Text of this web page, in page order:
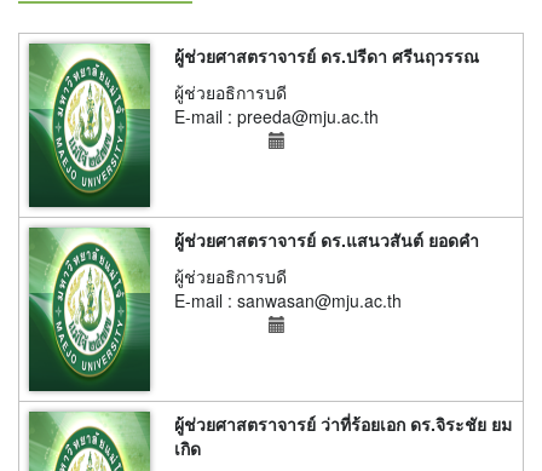
ผู้ช่วยศาสตราจารย์ ดร.ปรีดา ศรีนฤวรรณ
ผู้ช่วยอธิการบดี
E-mail : preeda@mju.ac.th
ผู้ช่วยศาสตราจารย์ ดร.แสนวสันต์ ยอดคำ
ผู้ช่วยอธิการบดี
E-mail : sanwasan@mju.ac.th
ผู้ช่วยศาสตราจารย์ ว่าที่ร้อยเอก ดร.จิระชัย ยม
เกิด